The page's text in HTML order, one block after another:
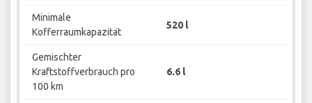
Minimale
Kofferraumkapazität
520 l
Gemischter
Kraftstoffverbrauch pro
100 km
6.6 l